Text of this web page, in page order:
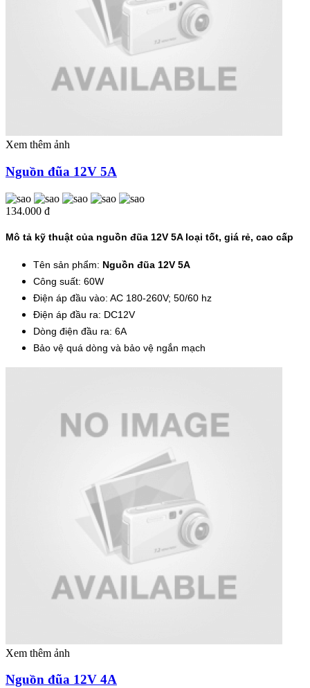
Xem thêm ảnh
Nguồn đũa 12V 5A
134.000 đ
Mô tả kỹ thuật của nguồn đũa 12V 5A loại tốt, giá rẻ, cao cấp
Tên sản phẩm: Nguồn đũa 12V 5A
Công suất: 60W
Điện áp đầu vào: AC 180-260V; 50/60 hz
Điện áp đầu ra: DC12V
Dòng điện đầu ra: 6A
Bảo vệ quá dòng và bảo vệ ngắn mạch
Xem thêm ảnh
Nguồn đũa 12V 4A